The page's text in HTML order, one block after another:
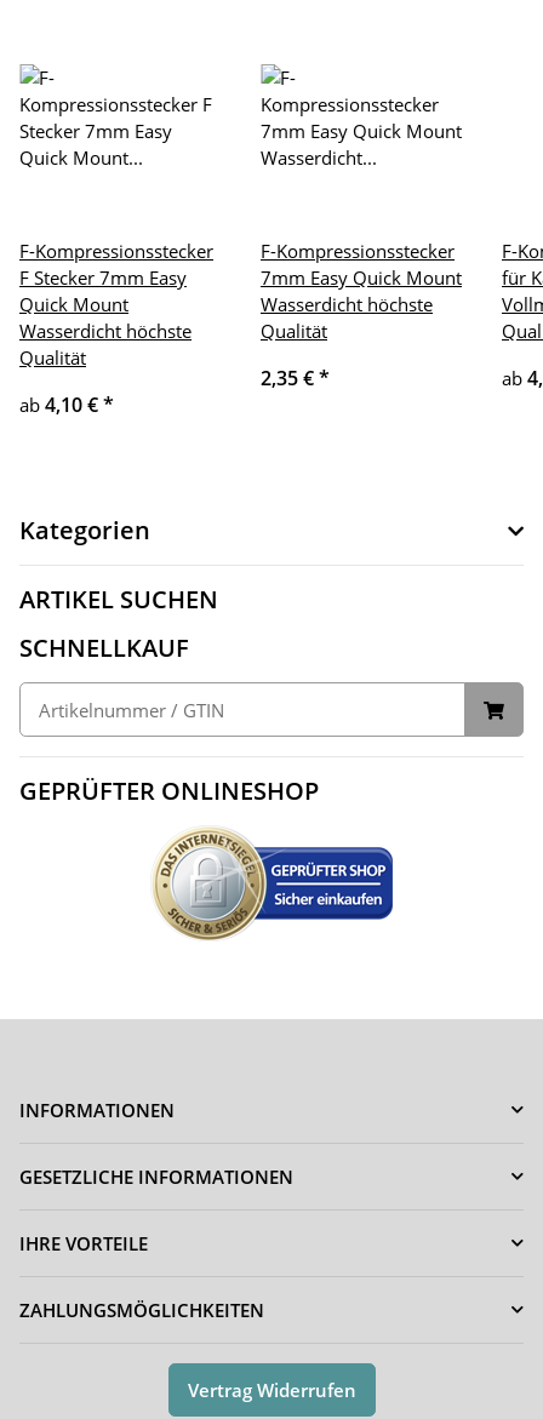
F-Kompressionsstecker
F Stecker 7mm Easy
Quick Mount
Wasserdicht höchste
Qualität
ab 4,10 €*
F-Kompressionsstecker
7mm Easy Quick Mount
Wasserdicht höchste
Qualität
2,35 €*
F-
für
ab
Kategorien
ARTIKEL SUCHEN
SCHNELLKAUF
GEPRÜFTER ONLINESHOP
INFORMATIONEN
GESETZLICHE INFORMATIONEN
IHRE VORTEILE
ZAHLUNGSMÖGLICHKEITEN
Vertrag Widerrufen